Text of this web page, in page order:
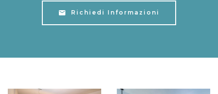
Richiedi Informazioni